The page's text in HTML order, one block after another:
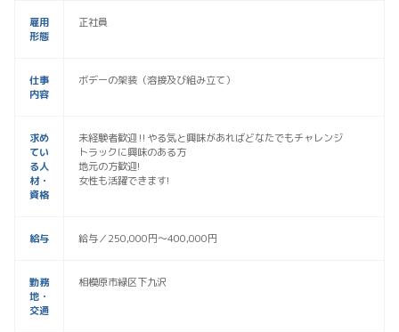
雇用
形態
正社員
仕事
内容
ボデーの架装（溶接及び組み立て）
求め
てい
る人
材・
資格
未経験者歓迎‼やる気と興味があればどなたでもチャレンジ
トラックに興味のある方
地元の方歓迎!
女性も活躍できます!
給与 給与／250,000円～400,000円
勤務
地・
交通
相模原市緑区下九沢